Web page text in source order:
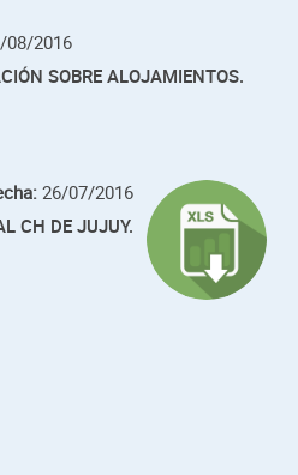
08/2016
SOBRE ALOJAMIENTOS.
26/07/2016
CH DE JUJUY.